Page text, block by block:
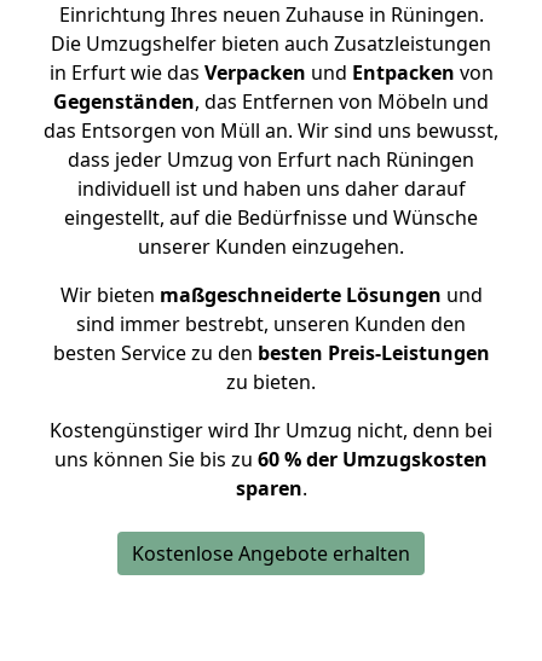
Einrichtung Ihres neuen Zuhause in Rüningen.
Die Umzugshelfer bieten auch Zusatzleistungen
in Erfurt wie das Verpacken und Entpacken von
Gegenständen, das Entfernen von Möbeln und
das Entsorgen von Müll an. Wir sind uns bewusst,
dass jeder Umzug von Erfurt nach Rüningen
individuell ist und haben uns daher darauf
eingestellt, auf die Bedürfnisse und Wünsche
unserer Kunden einzugehen.
Wir bieten maßgeschneiderte Lösungen und
sind immer bestrebt, unseren Kunden den
besten Service zu den besten Preis-Leistungen
zu bieten.
Kostengünstiger wird Ihr Umzug nicht, denn bei
uns können Sie bis zu 60 % der Umzugskosten
sparen.
Kostenlose Angebote erhalten